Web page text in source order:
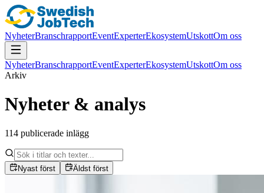
NyheterBranschrapportEventExperterEkosystemUtskottOm oss
NyheterBranschrapportEventExperterEkosystemUtskottOm oss
Arkiv
Nyheter & analys
114 publicerade inlägg
Nyast först Äldst först